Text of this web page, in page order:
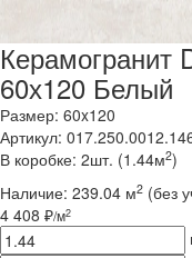
Керамогранит
60х120 Белый
Размер: 60x120
Артикул:
В коробке: 2шт. (1.44м2)
Наличие: 239.04 м2 (без
4 408 ₽/м2